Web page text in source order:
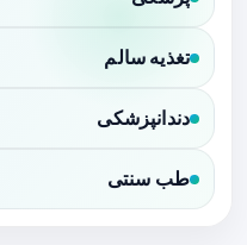
تغذیه سالم
دندانپزشکی
طب سنتی